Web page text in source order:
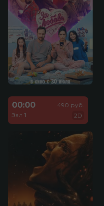
00:00
Зал 1
490 руб.
2D